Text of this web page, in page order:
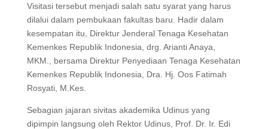
Visitasi tersebut menjadi salah satu syarat yang harus
dilalui dalam pembukaan fakultas baru. Hadir dalam
kesempatan itu, Direktur Jenderal Tenaga Kesehatan
Kemenkes Republik Indonesia, drg. Arianti Anaya,
MKM., bersama Direktur Penyediaan Tenaga Kesehatan
Kemenkes Republik Indonesia, Dra. Hj. Oos Fatimah
Rosyati, M.Kes.
Sebagian jajaran sivitas akademika Udinus yang
dipimpin langsung oleh Rektor Udinus, Prof. Dr. Ir. Edi